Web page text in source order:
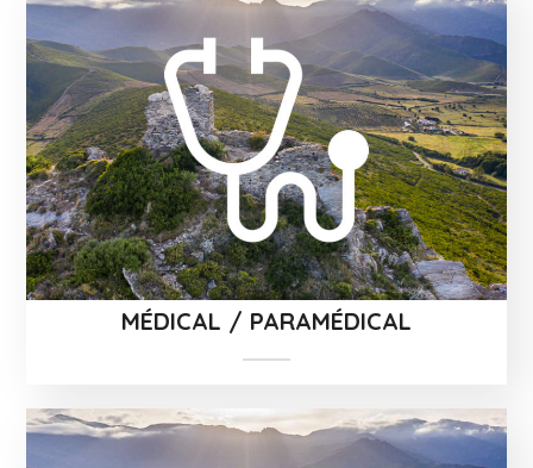
MÉDICAL / PARAMÉDICAL